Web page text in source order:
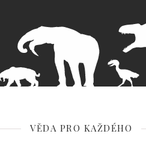
VĚDA PRO KAŽDÉHO